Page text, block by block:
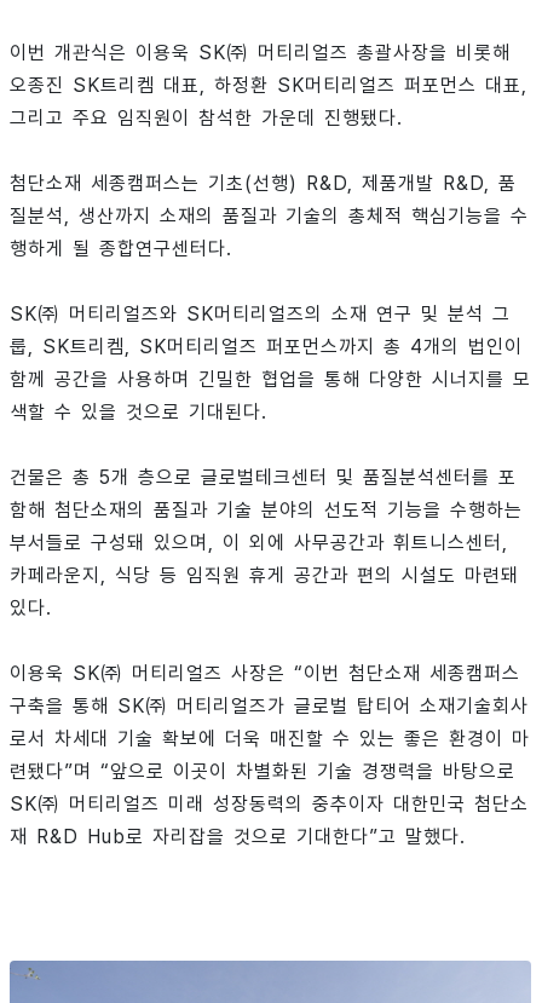
이번 개관식은 이용욱 SK㈜ 머티리얼즈 총괄사장을 비롯해
오종진 SK트리켐 대표, 하정환 SK머티리얼즈 퍼포먼스 대표,
그리고 주요 임직원이 참석한 가운데 진행됐다.
첨단소재 세종캠퍼스는 기초(선행) R&D, 제품개발 R&D, 품
질분석, 생산까지 소재의 품질과 기술의 총체적 핵심기능을 수
행하게 될 종합연구센터다.
SK㈜ 머티리얼즈와 SK머티리얼즈의 소재 연구 및 분석 그
룹, SK트리켐, SK머티리얼즈 퍼포먼스까지 총 4개의 법인이
함께 공간을 사용하며 긴밀한 협업을 통해 다양한 시너지를 모
색할 수 있을 것으로 기대된다.
건물은 총 5개 층으로 글로벌테크센터 및 품질분석센터를 포
함해 첨단소재의 품질과 기술 분야의 선도적 기능을 수행하는
부서들로 구성돼 있으며, 이 외에 사무공간과 휘트니스센터,
카페라운지, 식당 등 임직원 휴게 공간과 편의 시설도 마련돼
있다.
이용욱 SK㈜ 머티리얼즈 사장은 “이번 첨단소재 세종캠퍼스
구축을 통해 SK㈜ 머티리얼즈가 글로벌 탑티어 소재기술회사
로서 차세대 기술 확보에 더욱 매진할 수 있는 좋은 환경이 마
련됐다”며 “앞으로 이곳이 차별화된 기술 경쟁력을 바탕으로
SK㈜ 머티리얼즈 미래 성장동력의 중추이자 대한민국 첨단소
재 R&D Hub로 자리잡을 것으로 기대한다”고 말했다.